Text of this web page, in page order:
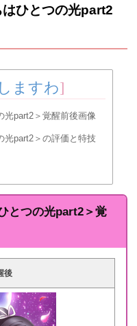
ひとつの光part2
ますわ]
光part2＞覚醒前後画像
光part2＞の評価と特技
とつの光part2＞覚
後